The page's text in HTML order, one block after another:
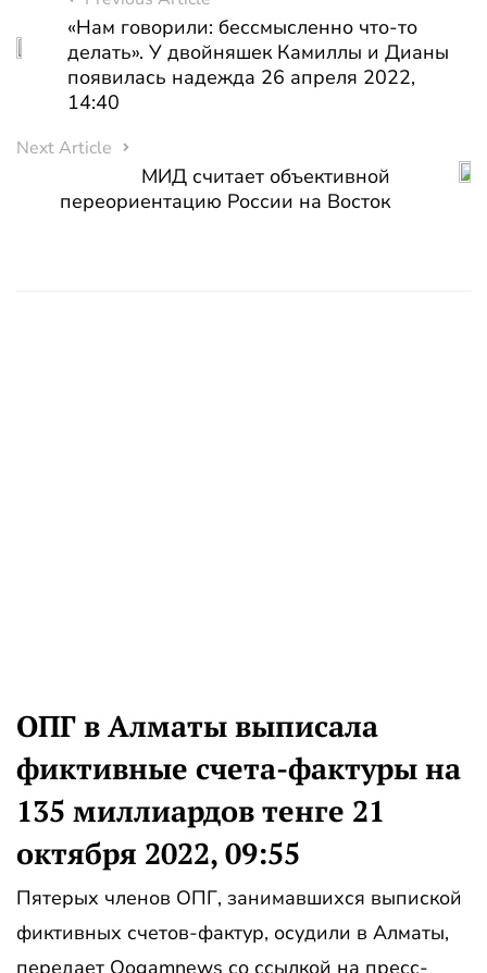
«Нам говорили: бессмысленно что-то
делать». У двойняшек Камиллы и Дианы
появилась надежда 26 апреля 2022,
14:40
Next Article
МИД считает объективной
переориентацию России на Восток
ОПГ в Алматы выписала
фиктивные счета-фактуры на
135 миллиардов тенге 21
октября 2022, 09:55
Пятерых членов ОПГ, занимавшихся выпиской
фиктивных счетов-фактур, осудили в Алматы,
передает Qogamnews со ссылкой на пресс-